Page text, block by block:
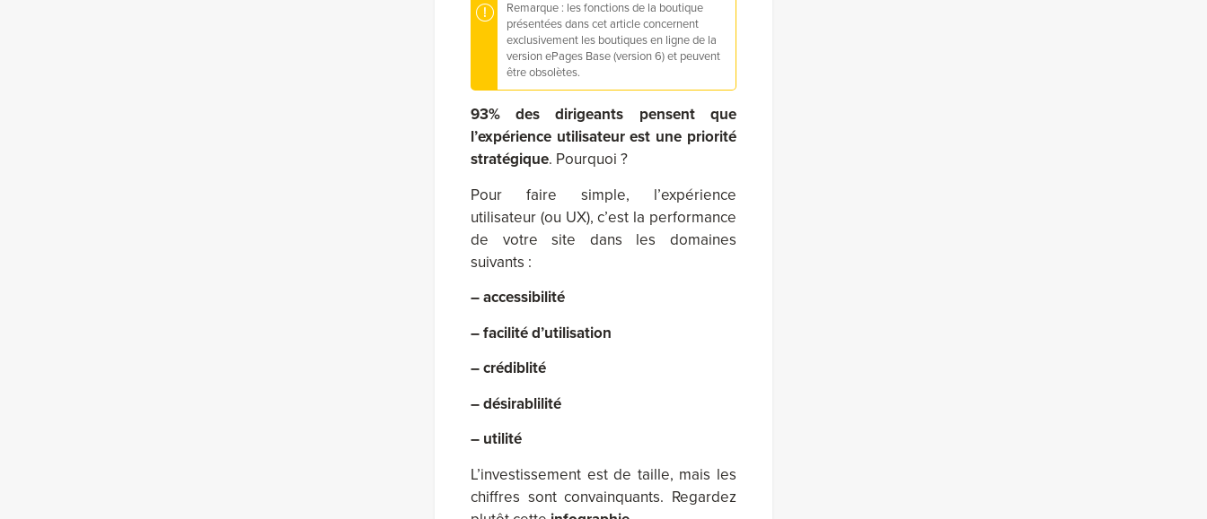
Remarque : les fonctions de la boutique
présentées dans cet article concernent
exclusivement les boutiques en ligne de la
version ePages Base (version 6) et peuvent
être obsolètes.
93% des dirigeants pensent que
l’expérience utilisateur est une priorité
stratégique. Pourquoi ?
Pour faire simple, l’expérience
utilisateur (ou UX), c’est la performance
de votre site dans les domaines
suivants :
– accessibilité
– facilité d’utilisation
– crédiblité
– désirablilité
– utilité
L’investissement est de taille, mais les
chiffres sont convainquants. Regardez